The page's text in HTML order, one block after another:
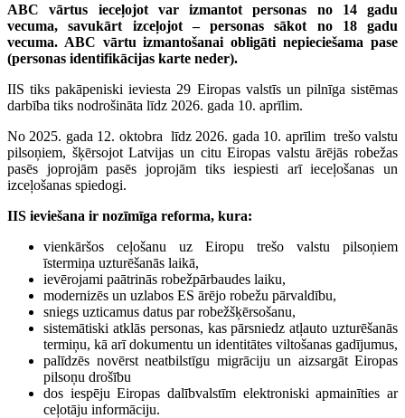
ABC vārtus ieceļojot var izmantot personas no 14 gadu
vecuma, savukārt izceļojot – personas sākot no 18 gadu
vecuma. ABC vārtu izmantošanai obligāti nepieciešama pase
(personas identifikācijas karte neder).
IIS tiks pakāpeniski ieviesta 29 Eiropas valstīs un pilnīga sistēmas
darbība tiks nodrošināta līdz 2026. gada 10. aprīlim.
No 2025. gada 12. oktobra līdz 2026. gada 10. aprīlim trešo valstu
pilsoņiem, šķērsojot Latvijas un citu Eiropas valstu ārējās robežas
pasēs joprojām pasēs joprojām tiks iespiesti arī ieceļošanas un
izceļošanas spiedogi.
IIS ieviešana ir nozīmīga reforma, kura:
vienkāršos ceļošanu uz Eiropu trešo valstu pilsoņiem
īstermiņa uzturēšanās laikā,
ievērojami paātrinās robežpārbaudes laiku,
modernizēs un uzlabos ES ārējo robežu pārvaldību,
sniegs uzticamus datus par robežšķērsošanu,
sistemātiski atklās personas, kas pārsniedz atļauto uzturēšanās
termiņu, kā arī dokumentu un identitātes viltošanas gadījumus,
palīdzēs novērst neatbilstīgu migrāciju un aizsargāt Eiropas
pilsoņu drošību
dos iespēju Eiropas dalībvalstīm elektroniski apmainīties ar
ceļotāju informāciju.